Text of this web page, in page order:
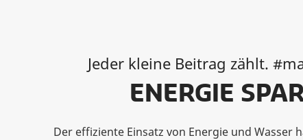
Jeder kleine Beitrag zählt.
ENERGIE
Der effiziente Einsatz von Energie und Wasser